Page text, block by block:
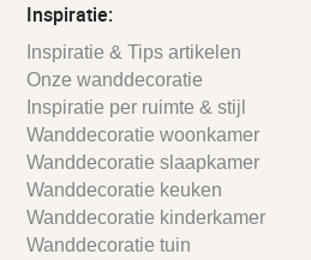
Inspiratie:
Inspiratie & Tips artikelen
Onze wanddecoratie
Inspiratie per ruimte & stijl
Wanddecoratie woonkamer
Wanddecoratie slaapkamer
Wanddecoratie keuken
Wanddecoratie kinderkamer
Wanddecoratie tuin